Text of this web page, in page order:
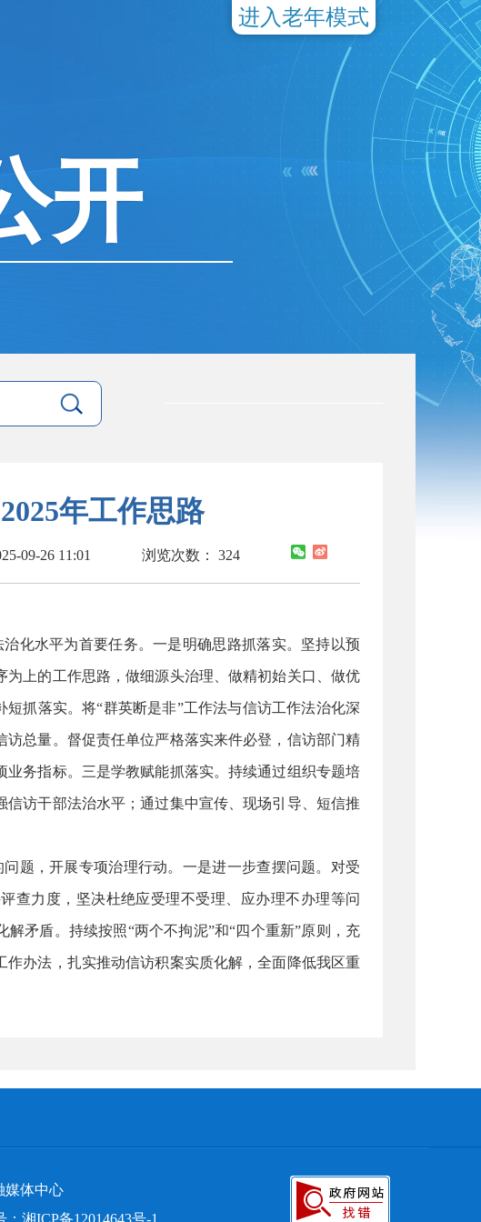
进入老年模式
开
年工作思路
09-26 11:01 浏览次数： 324
水平为首要任务。一是明确思路抓落实。坚持以预
上的工作思路，做细源头治理、做精初始关口、做优
抓落实。将“群英断是非”工作法与信访工作法治化深
总量。督促责任单位严格落实来件必登，信访部门精
务指标。三是学教赋能抓落实。持续通过组织专题培
访干部法治水平；通过集中宣传、现场引导、短信推
，开展专项治理行动。一是进一步查摆问题。对受
查力度，坚决杜绝应受理不受理、应办理不办理等问
矛盾。持续按照“两个不拘泥”和“四个重新”原则，充
办法，扎实推动信访积案实质化解，全面降低我区重
媒体中心
湘ICP备12014643号-1